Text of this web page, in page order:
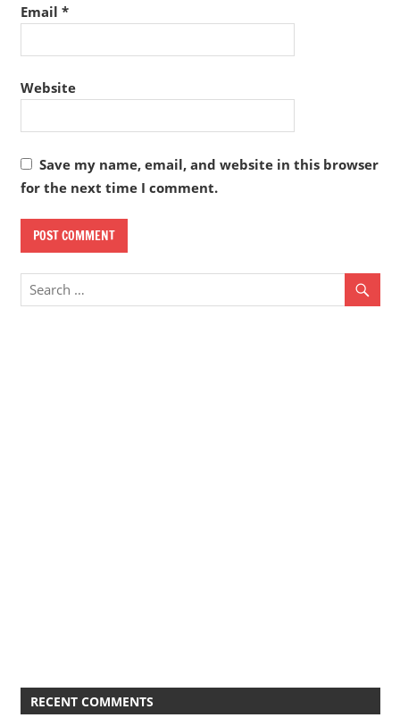
Email *
Website
Save my name, email, and website in this browser
for the next time I comment.
RECENT COMMENTS